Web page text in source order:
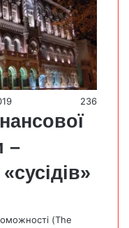
236
–
(The